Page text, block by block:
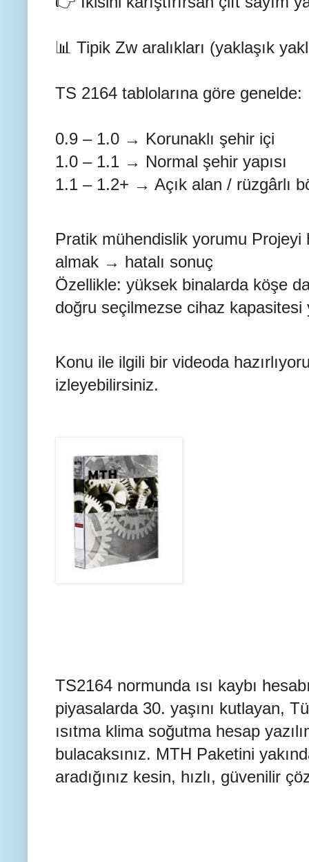
📊 Tipik Zw aralıkları (yaklaşık
TS 2164 tablolarına göre genelde:
0.9 – 1.0 → Korunaklı şehir içi
1.0 – 1.1 → Normal şehir yapısı
1.1 – 1.2+ → Açık alan / rüzgârlı
Pratik mühendislik yorumu Projeyi
almak → hatalı sonuç
Özellikle: yüksek binalarda köşe
doğru seçilmezse cihaz kapasitesi
Konu ile ilgili bir videoda
izleyebilirsiniz.
TS2164 normunda ısı kaybı
piyasalarda 30. yaşını kutlayan,
ısıtma klima soğutma hesap
bulacaksınız. MTH Paketini
aradığınız kesin, hızlı, güvenilir